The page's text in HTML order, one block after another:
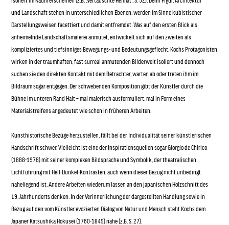
und Landschaft stehen in unterschiedlichen Ebenen, werden im Sinne kubistischer
Darstellungsweisen facettiert und damit entfremdet. Was auf den ersten Blick als
anheimelnde Landschaftsmalerei anmutet, entwickelt sich auf den zweiten als
kompliziertes und tiefsinniges Bewegungs- und Bedeutungsgeflecht. Kochs Protagonisten
wirken in der traumhaften, fast surreal anmutenden Bilderwelt isoliert und dennoch
suchen sie den direkten Kontakt mit dem Betrachter, warten ab oder treten ihm im
Bildraum sogar entgegen. Der schwebenden Komposition gibt der Künstler durch die
Bühne im unteren Rand Halt – mal malerisch ausformuliert, mal in Form eines
Materialstreifens angedeutet wie schon in früheren Arbeiten.
Kunsthistorische Bezüge herzustellen, fällt bei der Individualität seiner künstlerischen
Handschrift schwer. Vielleicht ist eine der Inspirationsquellen sogar Giorgio de Chirico
(1888-1978) mit seiner komplexen Bildsprache und Symbolik, der theatralischen
Lichtführung mit Hell-Dunkel-Kontrasten, auch wenn dieser Bezug nicht unbedingt
naheliegend ist. Andere Arbeiten wiederum lassen an den japanischen Holzschnitt des
19. Jahrhunderts denken. In der Verinnerlichung der dargestellten Handlung sowie in
Bezug auf den vom Künstler evozierten Dialog von Natur und Mensch steht Kochs dem
Japaner Katsushika Hokusei (1760-1849) nahe (z.B. S. 27).